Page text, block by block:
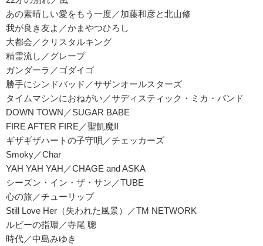
あの素晴しい愛をもう一度／加藤和彦と北山修
我が良き友よ／かまやつひろし
大都会／クリスタルキング
精霊流し／グレープ
ガンダーラ／ゴダイゴ
勝手にシンドバッド／サザンオールスターズ
タイムマシンにおねがい／サディスティック・ミカ・バンド
DOWN TOWN／SUGAR BABE
FIRE AFTER FIRE／聖飢魔II
ギザギザハートの子守唄／チェッカーズ
Smoky／Char
YAH YAH YAH／CHAGE and ASKA
シーズン・イン・ザ・サン／TUBE
心の旅／チューリップ
Still Love Her（失われた風景）／TM NETWORK
ルビーの指環／寺尾 聰
時代／中島みゆき